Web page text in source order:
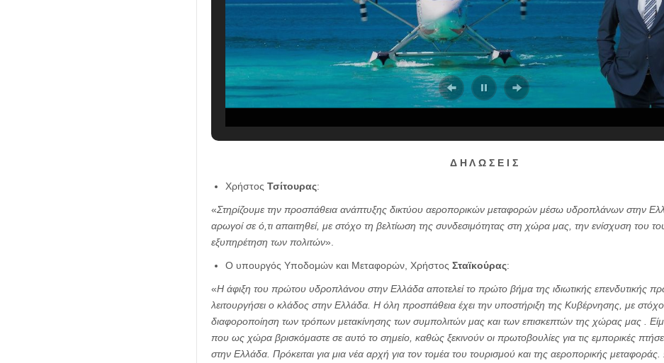
Δ Η Λ Ω Σ Ε Ι Σ
Χρήστος Τσίτουρας:
«Στηρίζουμε την προσπάθεια ανάπτυξης δικτύου αεροπορικών μεταφορών μέσω υδροπλάνων στην
αρωγοί σε ό,τι απαιτηθεί, με στόχο τη βελτίωση της συνδεσιμότητας στη χώρα μας, την ενίσχυση του
εξυπηρέτηση των πολιτών».
Ο υπουργός Υποδομών και Μεταφορών, Χρήστος Σταϊκούρας:
«Η άφιξη του πρώτου υδροπλάνου στην Ελλάδα αποτελεί το πρώτο βήμα της ιδιωτικής επενδυτικής
λειτουργήσει ο κλάδος στην Ελλάδα. Η όλη προσπάθεια έχει την υποστήριξη της Κυβέρνησης, με στόχο
διαφοροποίηση των τρόπων μετακίνησης των συμπολιτών μας και των επισκεπτών της χώρας μας .
που ως χώρα βρισκόμαστε σε αυτό το σημείο, καθώς ξεκινούν οι πρωτοβουλίες για τις εμπορικές
στην Ελλάδα. Πρόκειται για μια νέα αρχή για τον τομέα του τουρισμού και της αεροπορικής μεταφοράς.